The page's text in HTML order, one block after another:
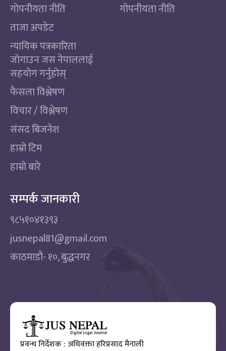
गोपनीयता नीति
ताजा अपडेट
न्यायिक पत्रकारिता
जोगाउन जस नेपाललाई
सहयोग गर्नुहोस्
फैसला विश्लेषण
विचार / विश्लेषण
संसद बिजनेश
हाम्रो टिम
हाम्रो बारे
गोपनीयता नीति
सम्पर्क जानकारी
९८५१०४१३९३
jusnepal81@gmail.com
काठमाडाै‌- १०, बुद्धनगर
प्रवन्ध निर्देशक : अधिवक्ता हरिप्रसाद मैनाली